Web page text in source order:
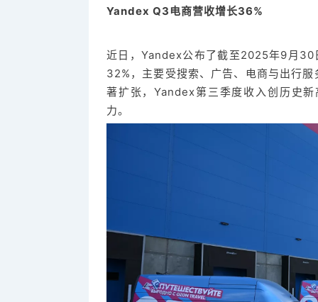
Yandex Q3电商营收增长36%
近日，Yandex公布了截至2025年9月
32%，主要受搜索、广告、电商与出行
著扩张，Yandex第三季度收入创历史
力。